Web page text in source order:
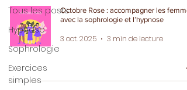
Tous les posts
Hypnose
Sophrologie
Exercices
simples
Octobre Rose : accompagner les
avec la sophrologie et l’hypnose
3 oct. 2025 3 min de lecture